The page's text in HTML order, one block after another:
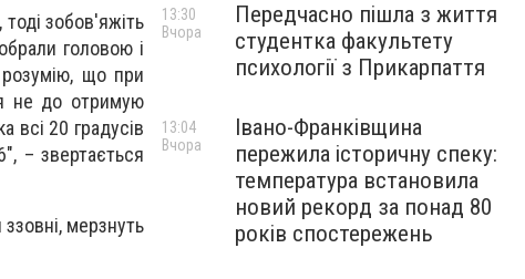
зобов'яжіть
головою і
розумію, що при
я не до отримую
всі 20 градусів
– звертається
мерзнуть
Передчасно пішла з життя
студентка факультету
психології з Прикарпаття
13:30
Вчора
Івано-Франківщина
пережила історичну спеку:
температура встановила
новий рекорд за понад 80
років спостережень
13:04
Вчора